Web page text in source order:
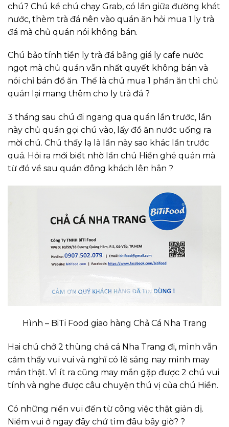
chú? Chú kể chú chạy Grab, có lần giữa đường khát
nước, thèm trà đá nên vào quán ăn hỏi mua 1 ly trà
đá mà chủ quán nói không bán.
Chú bảo tính tiền ly trà đá bằng giá ly cafe nước
ngọt mà chủ quán vẫn nhất quyết không bán và
nói chỉ bán đồ ăn. Thế là chú mua 1 phần ăn thì chủ
quán lại mang thêm cho ly trà đá ?
3 tháng sau chú đi ngang qua quán lần trước, lần
này chủ quán gọi chú vào, lấy đồ ăn nước uống ra
mời chú. Chú thấy lạ là lần này sao khác lần trước
quá. Hỏi ra mới biết nhờ lần chú Hiền ghé quán mà
từ đó về sau quán đông khách lên hẳn ?
Hình – BiTi Food giao hàng Chả Cá Nha Trang
Hai chú chở 2 thùng chả cá Nha Trang đi, mình vẫn
cảm thấy vui vui và nghĩ có lẽ sáng nay mình may
mắn thật. Vì ít ra cũng may mắn gặp được 2 chú vui
tính và nghe được câu chuyện thú vị của chú Hiền.
Có những niền vui đến từ công việc thật giản dị.
Niềm vui ở ngay đây chứ tìm đâu bây giờ? ?